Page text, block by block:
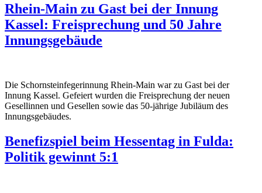
Rhein-Main zu Gast bei der Innung
Kassel: Freisprechung und 50 Jahre
Innungsgebäude
Die Schornsteinfegerinnung Rhein-Main war zu Gast bei der
Innung Kassel. Gefeiert wurden die Freisprechung der neuen
Gesellinnen und Gesellen sowie das 50-jährige Jubiläum des
Innungsgebäudes.
Benefizspiel beim Hessentag in Fulda:
Politik gewinnt 5:1